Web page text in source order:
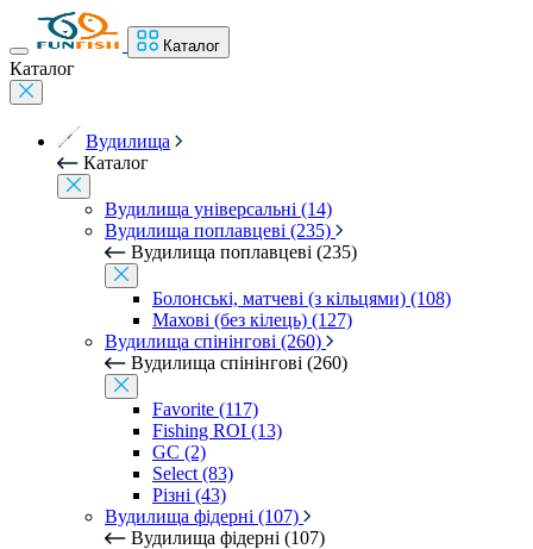
Каталог
Каталог
Вудилища
Каталог
Вудилища універсальні (14)
Вудилища поплавцеві (235)
Вудилища поплавцеві (235)
Болонські, матчеві (з кільцями) (108)
Махові (без кілець) (127)
Вудилища спінінгові (260)
Вудилища спінінгові (260)
Favorite (117)
Fishing ROI (13)
GC (2)
Select (83)
Різні (43)
Вудилища фідерні (107)
Вудилища фідерні (107)